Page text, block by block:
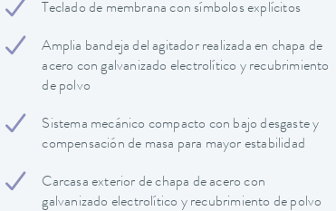
Teclado de membrana con símbolos explícitos
Amplia bandeja del agitador realizada en chapa de
acero con galvanizado electrolítico y recubrimiento
de polvo
Sistema mecánico compacto con bajo desgaste y
compensación de masa para mayor estabilidad
Carcasa exterior de chapa de acero con
galvanizado electrolítico y recubrimiento de polvo